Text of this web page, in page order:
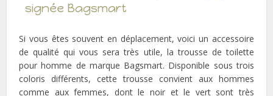
signée Bagsmart
Si vous êtes souvent en déplacement, voici un accessoire
de qualité qui vous sera très utile, la trousse de toilette
pour homme de marque Bagsmart. Disponible sous trois
coloris différents, cette trousse convient aux hommes
comme aux femmes, dont le noir et le vert sont très